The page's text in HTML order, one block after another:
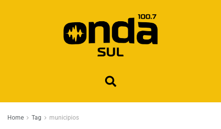
Home Tag municipios